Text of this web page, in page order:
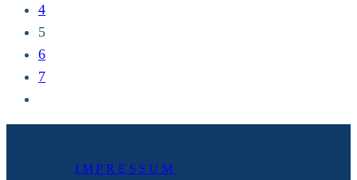
4
5
6
7
nächsten
IMPRESSUM